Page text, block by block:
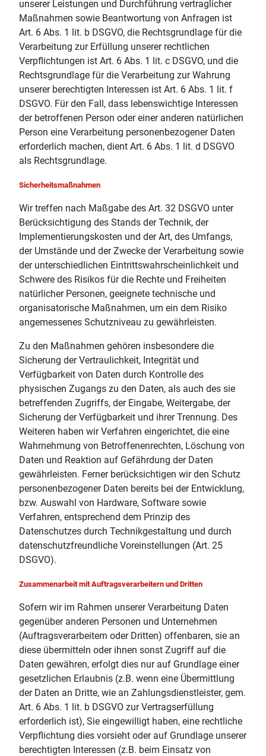
unserer Leistungen und Durchführung vertraglicher
Maßnahmen sowie Beantwortung von Anfragen ist
Art. 6 Abs. 1 lit. b DSGVO, die Rechtsgrundlage für die
Verarbeitung zur Erfüllung unserer rechtlichen
Verpflichtungen ist Art. 6 Abs. 1 lit. c DSGVO, und die
Rechtsgrundlage für die Verarbeitung zur Wahrung
unserer berechtigten Interessen ist Art. 6 Abs. 1 lit. f
DSGVO. Für den Fall, dass lebenswichtige Interessen
der betroffenen Person oder einer anderen natürlichen
Person eine Verarbeitung personenbezogener Daten
erforderlich machen, dient Art. 6 Abs. 1 lit. d DSGVO
als Rechtsgrundlage.
Sicherheitsmaßnahmen
Wir treffen nach Maßgabe des Art. 32 DSGVO unter
Berücksichtigung des Stands der Technik, der
Implementierungskosten und der Art, des Umfangs,
der Umstände und der Zwecke der Verarbeitung sowie
der unterschiedlichen Eintrittswahrscheinlichkeit und
Schwere des Risikos für die Rechte und Freiheiten
natürlicher Personen, geeignete technische und
organisatorische Maßnahmen, um ein dem Risiko
angemessenes Schutzniveau zu gewährleisten.
Zu den Maßnahmen gehören insbesondere die
Sicherung der Vertraulichkeit, Integrität und
Verfügbarkeit von Daten durch Kontrolle des
physischen Zugangs zu den Daten, als auch des sie
betreffenden Zugriffs, der Eingabe, Weitergabe, der
Sicherung der Verfügbarkeit und ihrer Trennung. Des
Weiteren haben wir Verfahren eingerichtet, die eine
Wahrnehmung von Betroffenenrechten, Löschung von
Daten und Reaktion auf Gefährdung der Daten
gewährleisten. Ferner berücksichtigen wir den Schutz
personenbezogener Daten bereits bei der Entwicklung,
bzw. Auswahl von Hardware, Software sowie
Verfahren, entsprechend dem Prinzip des
Datenschutzes durch Technikgestaltung und durch
datenschutzfreundliche Voreinstellungen (Art. 25
DSGVO).
Zusammenarbeit mit Auftragsverarbeitern und Dritten
Sofern wir im Rahmen unserer Verarbeitung Daten
gegenüber anderen Personen und Unternehmen
(Auftragsverarbeitern oder Dritten) offenbaren, sie an
diese übermitteln oder ihnen sonst Zugriff auf die
Daten gewähren, erfolgt dies nur auf Grundlage einer
gesetzlichen Erlaubnis (z.B. wenn eine Übermittlung
der Daten an Dritte, wie an Zahlungsdienstleister, gem.
Art. 6 Abs. 1 lit. b DSGVO zur Vertragserfüllung
erforderlich ist), Sie eingewilligt haben, eine rechtliche
Verpflichtung dies vorsieht oder auf Grundlage unserer
berechtigten Interessen (z.B. beim Einsatz von